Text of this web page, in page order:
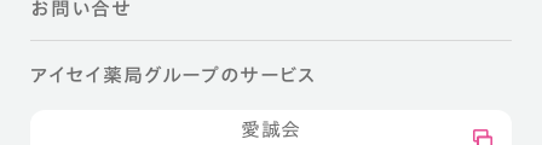
お問い合せ
アイセイ薬局グループのサービス
愛誠会